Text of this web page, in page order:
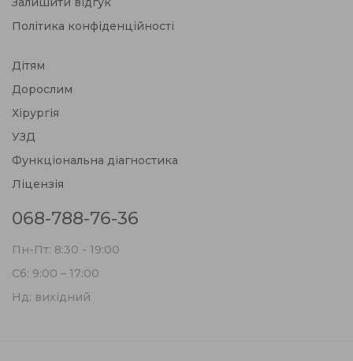
Політика конфіденційності
Дітям
Дорослим
Хірургія
УЗД
Функціональна діагностика
Ліцензія
068-788-76-36
Пн-Пт: 8:30 - 19:00
Сб: 9:00 – 17:00
Нд: вихідний